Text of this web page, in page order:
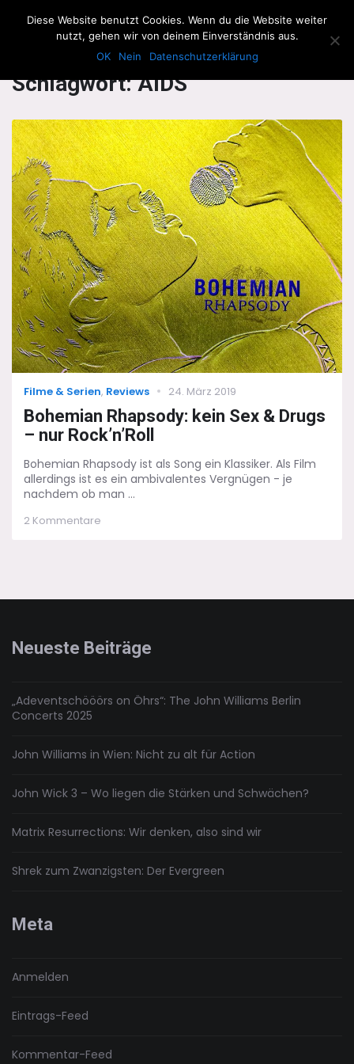
The Howling Men
Schlagwort:AIDS
Categories
Filme & Serien, Reviews
Posted
on
24. März 2019
Bohemian Rhapsody: kein Sex & Drugs
– nur Rock’n’Roll
Bohemian Rhapsody ist als Song ein Klassiker. Als Film
allerdings ist es ein ambivalentes Vergnügen - je
nachdem ob man ...
2 Kommentare
Rock’n’Roll
Neueste Beiträge
„Adeventschööörs on Öhrs“: The John Williams Berlin
Concerts 2025
John Williams in Wien: Nicht zu alt für Action
John Wick 3 – Wo liegen die Stärken und Schwächen?
Matrix Resurrections: Wir denken, also sind wir
Shrek zum Zwanzigsten: Der Evergreen
Meta
Anmelden
Eintrags-Feed
Kommentar-Feed
Diese Website benutzt Cookies. Wenn du die Website weiter
nutzt, gehen wir von deinem Einverständnis aus.
OK
Nein Datenschutzerklärung